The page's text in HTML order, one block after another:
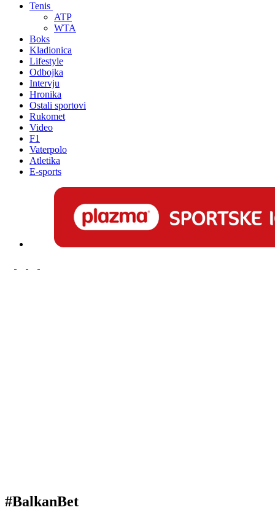
Tenis
ATP
WTA
Boks
Kladionica
Lifestyle
Odbojka
Intervju
Hronika
Ostali sportovi
Rukomet
Video
F1
Vaterpolo
Atletika
E-sports
#BalkanBet